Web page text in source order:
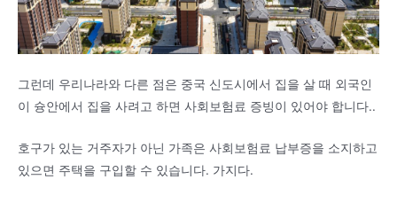
그런데 우리나라와 다른 점은 중국 신도시에서 집을 살 때 외국인
이 슝안에서 집을 사려고 하면 사회보험료 증빙이 있어야 합니다..
호구가 있는 거주자가 아닌 가족은 사회보험료 납부증을 소지하고
있으면 주택을 구입할 수 있습니다. 가지다.